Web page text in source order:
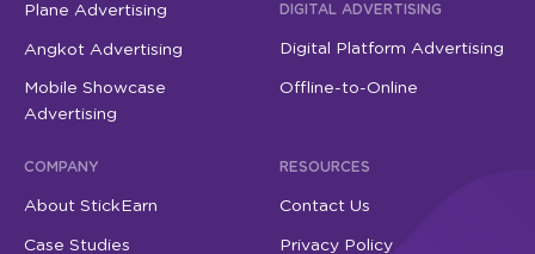
Plane Advertising
Angkot Advertising
Mobile Showcase
Advertising
DIGITAL ADVERTISING
Digital Platform Advertising
Offline-to-Online
COMPANY
About StickEarn
Case Studies
RESOURCES
Contact Us
Privacy Policy